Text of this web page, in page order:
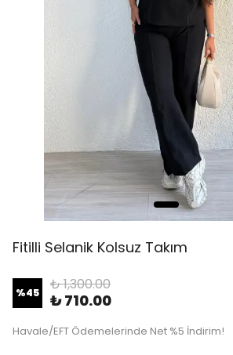
Fitilli Selanik Kolsuz Takım
%45 ₺ 1,300.00
₺ 710.00
Havale/EFT Ödemelerinde Net %5 İndirim!